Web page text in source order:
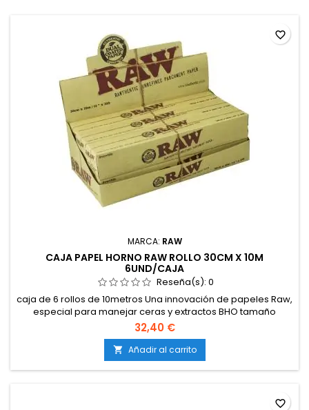
MARCA: RAW
CAJA PAPEL HORNO RAW ROLLO 30CM X 10M
6UND/CAJA
Reseña(s): 0
caja de 6 rollos de 10metros Una innovación de papeles Raw,
especial para manejar ceras y extractos BHO tamaño
grande.
32,40 €
 Añadir al carrito
favorite_border
favorite_border